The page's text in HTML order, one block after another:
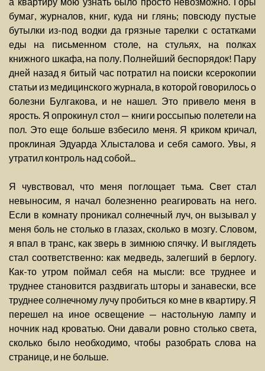
бумаг, журналов, книг, куда ни глянь; повсюду пустые
бутылки из-под водки да грязные тарелки с остатками
еды на письменном столе, на стульях, на полках
книжного шкафа, на полу. Полнейший беспорядок! Пару
дней назад я битый час потратил на поиски ксерокопии
статьи из медицинского журнала, в которой говорилось о
болезни Булгакова, и не нашел. Это привело меня в
ярость. Я опрокинул стол — книги россыпью полетели на
пол. Это еще больше взбесило меня. Я криком кричал,
проклиная Эдуарда Хлысталова и себя самого. Увы, я
утратил контроль над собой...
Я чувствовал, что меня поглощает тьма. Свет стал
невыносим, я начал болезненно реагировать на него.
Если в комнату проникал солнечный луч, он вызывал у
меня боль не столько в глазах, сколько в мозгу. Словом,
я впал в транс, как зверь в зимнюю спячку. И выглядеть
стал соответственно: как медведь, залегший в берлогу.
Как-то утром поймал себя на мысли: все труднее и
труднее становится раздвигать шторы и занавески, все
труднее солнечному лучу пробиться ко мне в квартиру. Я
перешел на иное освещение — настольную лампу и
ночник над кроватью. Они давали ровно столько света,
сколько было необходимо, чтобы разобрать слова на
странице, и не больше.